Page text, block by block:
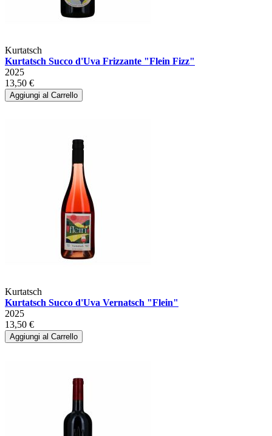
Kurtatsch
Kurtatsch Succo d'Uva Frizzante "Flein Fizz"
2025
13,50 €
Aggiungi al Carrello
Kurtatsch
Kurtatsch Succo d'Uva Vernatsch "Flein"
2025
13,50 €
Aggiungi al Carrello